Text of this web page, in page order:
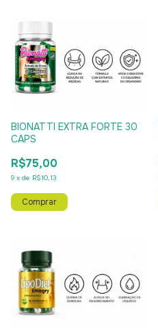
BIONATTI EXTRA FORTE 30
CAPS
R$75,00
9 x de R$10,13